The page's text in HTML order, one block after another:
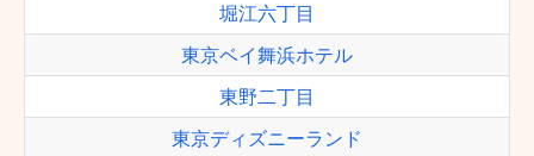
堀江六丁目
東京ベイ舞浜ホテル
東野二丁目
東京ディズニーランド